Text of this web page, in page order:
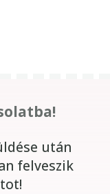
után
felveszik